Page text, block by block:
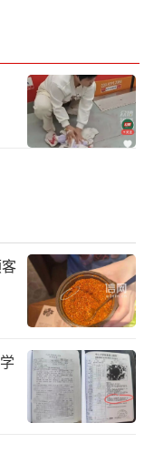
，其中公路、
亿元。（责任编